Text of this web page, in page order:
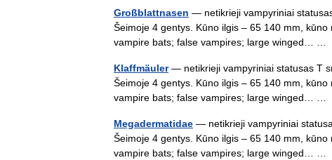
Großblattnasen — netikrieji vampyriniai
Šeimoje 4 gentys. Kūno ilgis – 65 140 mm,
vampire bats; false vampires; large winged… …
Klaffmäuler— netikrieji vampyriniai statusas T
Šeimoje 4 gentys. Kūno ilgis – 65 140 mm,
vampire bats; false vampires; large winged… …
Megadermatidae — netikrieji vampyriniai
Šeimoje 4 gentys. Kūno ilgis – 65 140 mm,
vampire bats; false vampires; large winged… …